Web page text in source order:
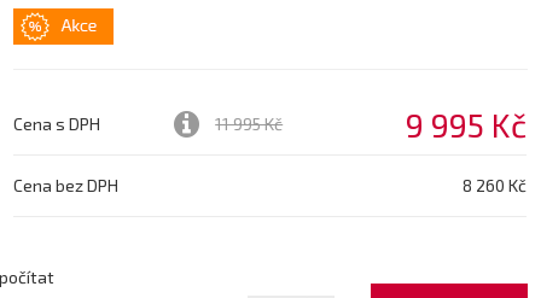
Cena s DPH 11 995 Kč 9 995 Kč
Cena bez DPH 8 260 Kč